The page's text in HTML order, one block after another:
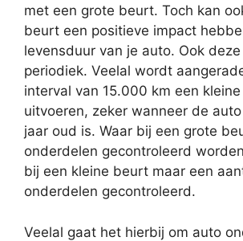
met een grote beurt. Toch kan
beurt een positieve impact
levensduur van je auto. Ook
periodiek. Veelal wordt
interval van 15.000 km een
uitvoeren, zeker wanneer de
jaar oud is. Waar bij een grote
onderdelen gecontroleerd
bij een kleine beurt maar een
onderdelen gecontroleerd.
Veelal gaat het hierbij om auto